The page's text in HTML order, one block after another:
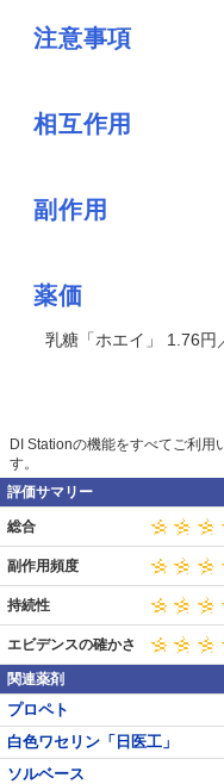
注意事項
相互作用
副作用
薬価
乳糖「ホエイ」 1.76円
DI Stationの機能をすべてご利用
す。
評価サマリー
総合
副作用頻度
持続性
エビデンスの確かさ
関連薬剤
プロペト
白色ワセリン「日医工」
ソルベース